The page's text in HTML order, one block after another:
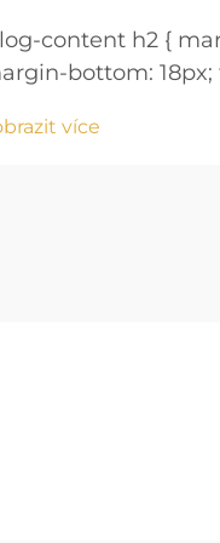
content h2 {
bottom: 18px;
normal; }
více